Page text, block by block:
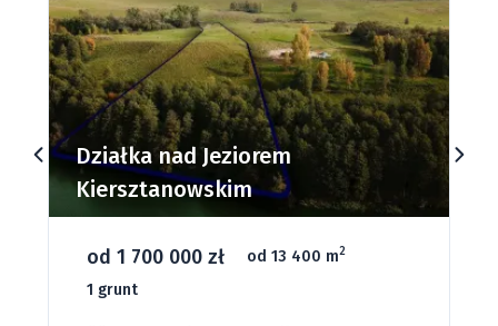
Działka nad Jeziorem
Kiersztanowskim
od 1 700 000 zł od 13 400 m2
1 grunt